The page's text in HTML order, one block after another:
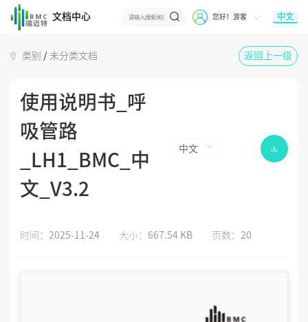
文档中心 您好！游客 中文
类别 / 未分类文档 返回上一级
使用说明书_呼
吸管路
_LH1_BMC_中
文_V3.2
中文
时间： 2025-11-24 大小： 667.54 KB 页数： 20